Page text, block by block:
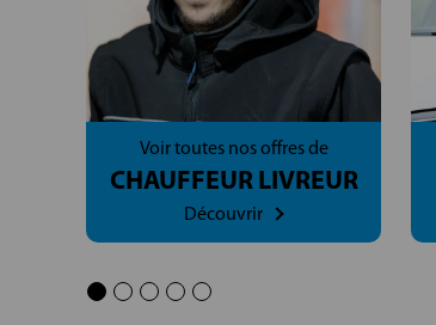
Voir toutes nos offres de
CHAUFFEUR LIVREUR
Découvrir